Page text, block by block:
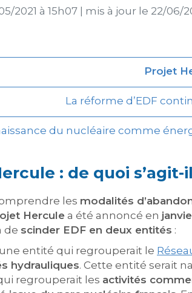
2021 à 15h07 mis à jour le 22/06/
Projet
La réforme d’EDF
du nucléaire comme
: de quoi s’agit-
les modalités
Hercule a été annoncé en
de scinder EDF en deux entités :
entité qui regrouperait le
hydrauliques. Cette entité serait
regrouperait les activités